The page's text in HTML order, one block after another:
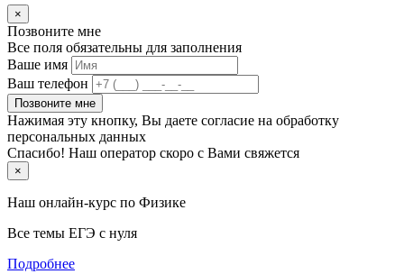
×
Позвоните мне
Все поля обязательны для заполнения
Ваше имя
Ваш телефон
Позвоните мне
Нажимая эту кнопку, Вы даете согласие на обработку
персональных данных
Спасибо! Наш оператор скоро с Вами свяжется
×
Наш онлайн-курс по Физике
Все темы ЕГЭ с нуля
Подробнее